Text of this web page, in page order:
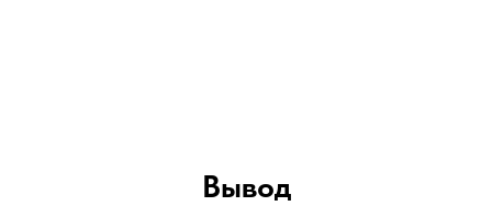
Вывод